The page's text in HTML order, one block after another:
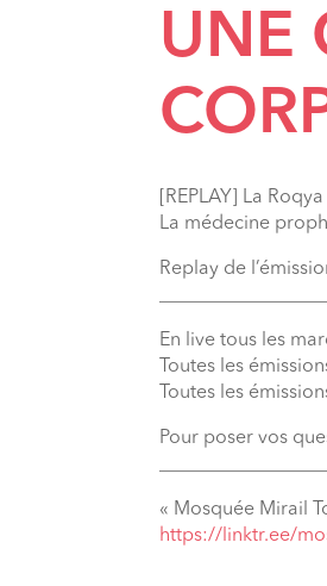
UNE
[REPLAY] La
La médecine
Replay de
En live tous les
Toutes les
Toutes les
Pour poser vos
« Mosquée Mirail
⁠https://linktr.ee/